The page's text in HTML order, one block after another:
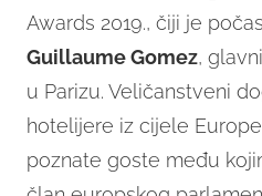
Awards 2019., čiji je
Guillaume Gomez,
u Parizu. Veličanstveni
hotelijere iz cijele
poznate goste među